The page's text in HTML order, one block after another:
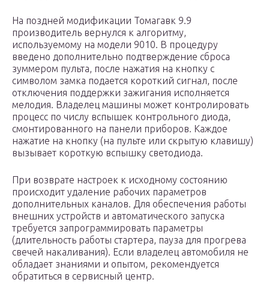
На поздней модификации Томагавк 9.9
производитель вернулся к алгоритму,
используемому на модели 9010. В процедуру
введено дополнительно подтверждение сброса
зуммером пульта, после нажатия на кнопку с
символом замка подается короткий сигнал, после
отключения поддержки зажигания исполняется
мелодия. Владелец машины может контролировать
процесс по числу вспышек контрольного диода,
смонтированного на панели приборов. Каждое
нажатие на кнопку (на пульте или скрытую клавишу)
вызывает короткую вспышку светодиода.
При возврате настроек к исходному состоянию
происходит удаление рабочих параметров
дополнительных каналов. Для обеспечения работы
внешних устройств и автоматического запуска
требуется запрограммировать параметры
(длительность работы стартера, пауза для прогрева
свечей накаливания). Если владелец автомобиля не
обладает знаниями и опытом, рекомендуется
обратиться в сервисный центр.